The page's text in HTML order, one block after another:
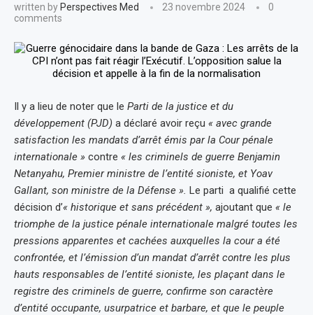
written by Perspectives Med 23 novembre 2024
0
comments
Il y a lieu de noter que le Parti de la justice et du
développement (PJD) a déclaré avoir reçu « avec grande
satisfaction les mandats d’arrêt émis par la Cour pénale
internationale » contre « les criminels de guerre Benjamin
Netanyahu, Premier ministre de l’entité sioniste, et Yoav
Gallant, son ministre de la Défense ». Le parti a qualifié cette
décision d’« historique et sans précédent », ajoutant que « le
triomphe de la justice pénale internationale malgré toutes les
pressions apparentes et cachées auxquelles la cour a été
confrontée, et l’émission d’un mandat d’arrêt contre les plus
hauts responsables de l’entité sioniste, les plaçant dans le
registre des criminels de guerre, confirme son caractère
d’entité occupante, usurpatrice et barbare, et que le peuple